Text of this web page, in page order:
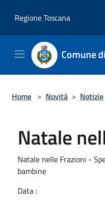
Regione Toscana
Comune
Home > Novità > Notizie
Natale
Natale nelle Frazioni -
bambine
Data :